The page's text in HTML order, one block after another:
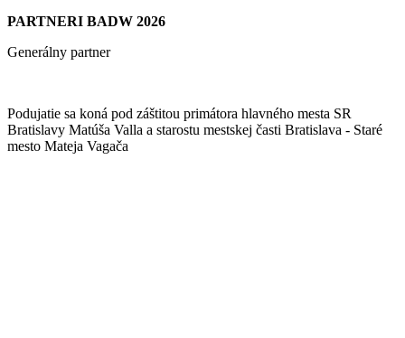
PARTNERI BADW 2026
Generálny partner
Podujatie sa koná pod záštitou primátora hlavného mesta SR
Bratislavy Matúša Valla a starostu mestskej časti Bratislava - Staré
mesto Mateja Vagača